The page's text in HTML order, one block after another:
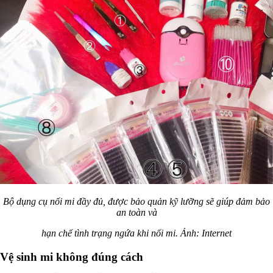
Bộ dụng cụ nối mi đầy đủ, được bảo quản kỹ lưỡng sẽ giúp đảm bảo
an toàn và
hạn chế tình trạng ngứa khi nối mi. Ảnh: Internet
Vệ sinh mi không đúng cách